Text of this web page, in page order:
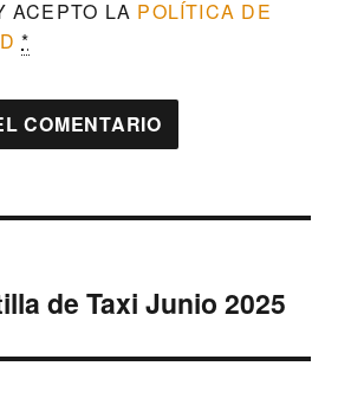
ACEPTO LA POLÍTICA DE
*
de Taxi Junio 2025